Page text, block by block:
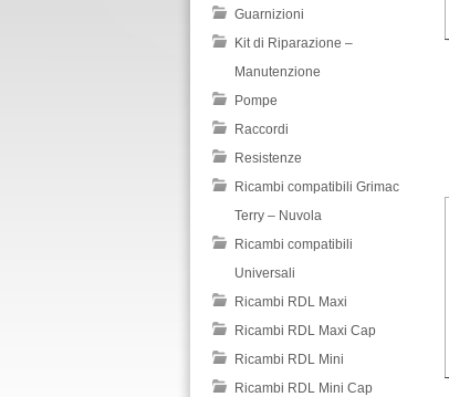
Guarnizioni
Kit di Riparazione –
Manutenzione
Pompe
Raccordi
Resistenze
Ricambi compatibili Grimac
Terry – Nuvola
Ricambi compatibili
Universali
Ricambi RDL Maxi
Ricambi RDL Maxi Cap
Ricambi RDL Mini
Ricambi RDL Mini Cap